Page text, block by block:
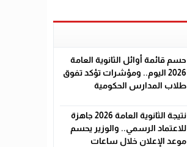
حسم قائمة أوائل الثانوية العامة
2026 اليوم.. ومؤشرات تؤكد تفوق
طلاب المدارس الحكومية
نتيجة الثانوية العامة 2026 جاهزة
للاعتماد الرسمي.. والوزير يحسم
موعد الإعلان خلال ساعات